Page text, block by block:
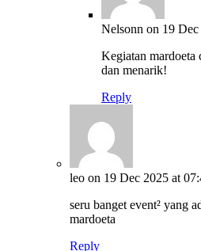
Nelsonn on 19
Kegiatan mardoeta
dan menarik!
Reply
leo on 19 Dec 2025 at
seru banget event² yang
mardoeta
Reply